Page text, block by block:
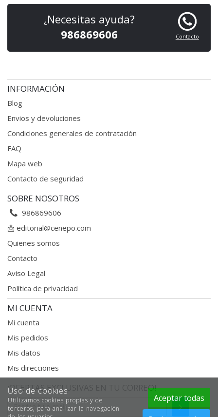
Contacto
¿ Necesitas ayuda?
986869606
INFORMACIÓN
Blog
Envios y devoluciones
Condiciones generales de contratación
FAQ
Mapa web
Contacto de seguridad
SOBRE NOSOTROS
986869606
📩 editorial@cenepo.com
Quienes somos
Contacto
Aviso Legal
Política de privacidad
MI CUENTA
Mi cuenta
Mis pedidos
Mis datos
Mis direcciones
¡OFERTAS EXCLUSIVAS EN TU CORREO!
Enviar
Uso de cookies
Utilizamos cookies propias y de
terceros, para analizar la navegación
Aceptar todas